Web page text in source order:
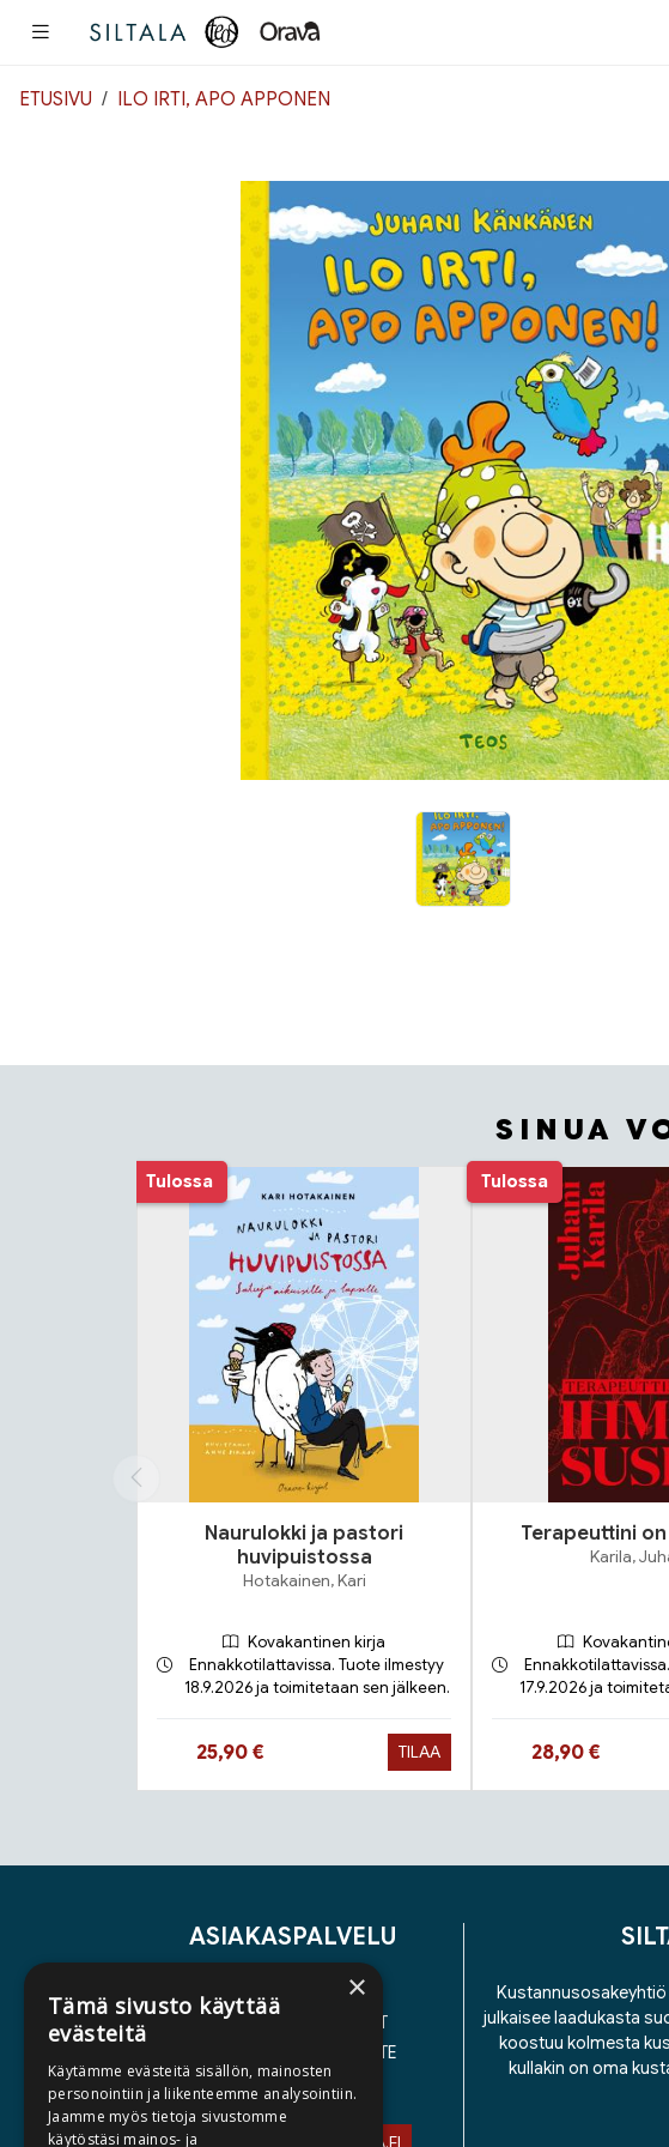
ETUSIVU ILO IRTI, APO APPONEN
SINUA
Tuoteluettelon alku
Tulossa
Naurulokki ja pastori
huvipuistossa
Hotakainen, Kari
Kovakantinen kirja
Ennakkotilattavissa. Tuote ilmestyy
18.9.2026 ja toimitetaan sen jälkeen.
Hinta nyt
25,90 € TILAA
Tulossa
Terapeuttini
Karila,
17.9.2026 ja
Hinta nyt
28,90 €
ASIAKASPALVELU
YHTEYSTIEDOT
YLEISET TOIMITUSEHDOT
SAAVUTETTAVUUSSELOSTE
TIETOSUOJASELOSTE
ASIAKASPALVELU@STORIA.FI
julkaisee laadukasta
koostuu kolmesta
kullakin on oma
×
Tämä sivusto käyttää
evästeitä
Käytämme evästeitä sisällön, mainosten
personointiin ja liikenteemme analysointiin.
Jaamme myös tietoja sivustomme
käytöstäsi mainos- ja